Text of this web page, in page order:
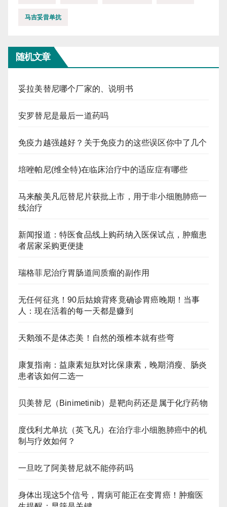
马吉妥昔单抗
随机文章
妥拉美替尼哪个厂家的、说明书
安罗替尼是最后一道药吗
免疫力越强越好？关于免疫力的这些误区你中了几个
培唑帕尼(维全特)在临床治疗中的适应症有哪些
马来酸美凡厄替尼片获批上市，用于非小细胞肺癌一
线治疗
新闻报道：特医食品线上购药纳入医保试点，肿瘤患
者居家采购更便捷
瑞格菲尼治疗胃肠道间质瘤的副作用
无任何征兆！90后姑娘背疼竟确诊胃癌晚期！当事
人：现在活着的每一天都是赚到
天鹅颈不是体态美！自然的颈椎本就有些弯
康复指南：益康素短肽对比保康素，晚期消瘦、肠炎
患者该如何二选一
贝美替尼（Binimetinib）是靶向药还是属于化疗药物
度伐利尤单抗（英飞凡）在治疗非小细胞肺癌中的机
制与疗效如何？
一旦吃了阿美替尼就不能停药吗
身体出现这5个信号，胃病可能正在变胃癌！肿瘤医